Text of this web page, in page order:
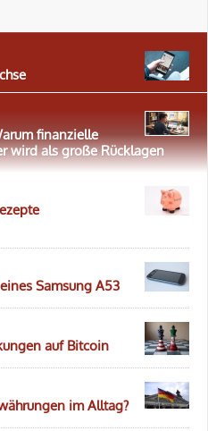
finanzielle
wird als große Rücklagen
Samsung A53
auf Bitcoin
im Alltag?